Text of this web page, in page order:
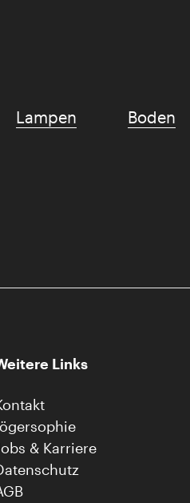
Lampen Boden
Links
& Karriere